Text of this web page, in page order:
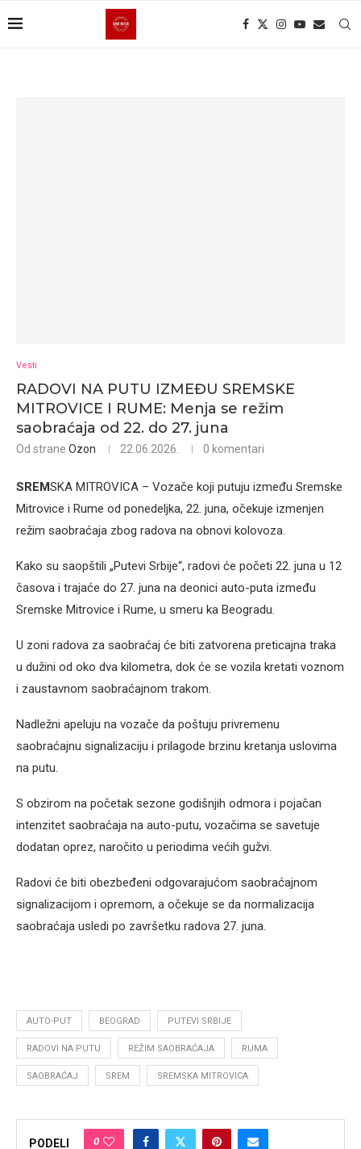
Vesti
RADOVI NA PUTU IZMEĐU SREMSKE
MITROVICE I RUME: Menja se režim
saobraćaja od 22. do 27. juna
Od strane Ozon 22.06.2026. 0 komentari
SREMSKA MITROVICA – Vozače koji putuju između Sremske
Mitrovice i Rume od ponedeljka, 22. juna, očekuje izmenjen
režim saobraćaja zbog radova na obnovi kolovoza.
Kako su saopštili „Putevi Srbije“, radovi će početi 22. juna u 12
časova i trajaće do 27. juna na deonici auto-puta između
Sremske Mitrovice i Rume, u smeru ka Beogradu.
U zoni radova za saobraćaj će biti zatvorena preticajna traka
u dužini od oko dva kilometra, dok će se vozila kretati voznom
i zaustavnom saobraćajnom trakom.
Nadležni apeluju na vozače da poštuju privremenu
saobraćajnu signalizaciju i prilagode brzinu kretanja uslovima
na putu.
S obzirom na početak sezone godišnjih odmora i pojačan
intenzitet saobraćaja na auto-putu, vozačima se savetuje
dodatan oprez, naročito u periodima većih gužvi.
Radovi će biti obezbeđeni odgovarajućom saobraćajnom
signalizacijom i opremom, a očekuje se da normalizacija
saobraćaja usledi po završetku radova 27. juna.
AUTO-PUT BEOGRAD PUTEVI SRBIJE
RADOVI NA PUTU REŽIM SAOBRAĆAJA RUMA
SAOBRAĆAJ SREM SREMSKA MITROVICA
PODELI 0